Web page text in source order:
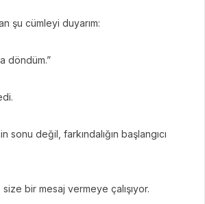
şu cümleyi duyarım:
döndüm.”
sonu değil, farkındalığın başlangıcı
bir mesaj vermeye çalışıyor.